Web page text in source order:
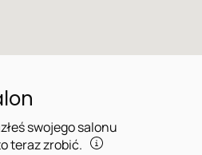
swojego salonu
teraz zrobić.